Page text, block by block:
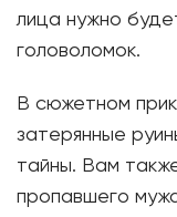
лица нужно
головоломок.
В сюжетном
затерянные
тайны. Вам
пропавшего